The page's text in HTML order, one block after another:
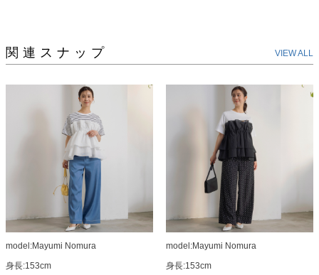
関連スナップ VIEW ALL
model:Mayumi Nomura
身長:153cm
model:Mayumi Nomura
身長:153cm